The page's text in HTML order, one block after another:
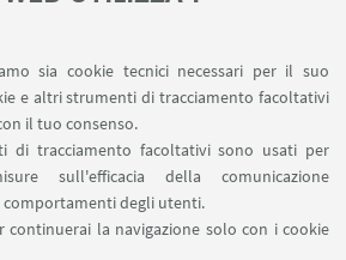
sia cookie tecnici necessari per il suo
e altri strumenti di tracciamento facoltativi
il tuo consenso.
di tracciamento facoltativi sono usati per
sull'efficacia della comunicazione
comportamenti degli utenti.
continuerai la navigazione solo con i cookie
Scuola in carcere: limiti e
su istruzione,
carcerario a cura di
(CPIA5 Milano) e Luca
di Bologna)